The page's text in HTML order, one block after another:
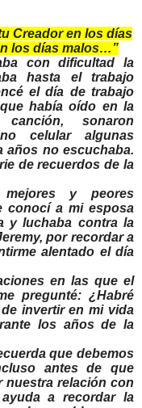
Creador en los días
los días malos…”
con dificultad la
hasta el trabajo
el día de trabajo
había oído en la
sonaron
celular algunas
años no escuchaba.
de recuerdos de la
y peores
conocí a mi esposa
y luchaba contra la
por recordar a
alentado el día
en las que el
pregunté: ¿Habré
invertir en mi vida
los años de la
que debemos
antes de que
nuestra relación con
a recordar la